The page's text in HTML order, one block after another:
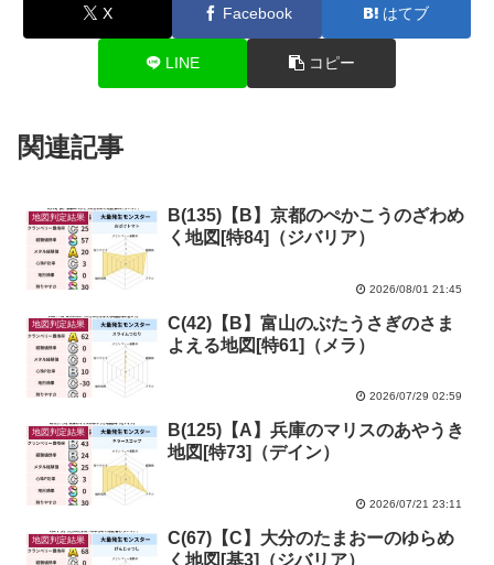
X Facebook はてブ
LINE コピー
関連記事
地図判定結果
B(135)【B】京都のぺかこうのざわめ
く地図[特84]（ジバリア）
2026/08/01 21:45
地図判定結果
C(42)【B】富山のぶたうさぎのさま
よえる地図[特61]（メラ）
2026/07/29 02:59
地図判定結果
B(125)【A】兵庫のマリスのあやうき
地図[特73]（デイン）
2026/07/21 23:11
地図判定結果
C(67)【C】大分のたまおーのゆらめ
く地図[基3]（ジバリア）